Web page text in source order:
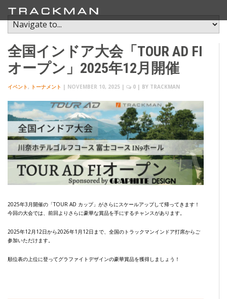
全国インドア大会「TOUR AD FI
オープン」2025年12月開催
イベント, トーナメント | NOVEMBER 10, 2025 | 0 | BY TRACKMAN
2025年3月開催の「TOUR AD カップ」がさらにスケールアップして帰ってきます！
今回の大会では、前回よりさらに豪華な賞品を手にするチャンスがあります。
2025年12月12日から2026年1月12日まで、全国のトラックマンインドア打席からご
参加いただけます。
順位表の上位に登ってグラファイトデザインの豪華賞品を獲得しましょう！